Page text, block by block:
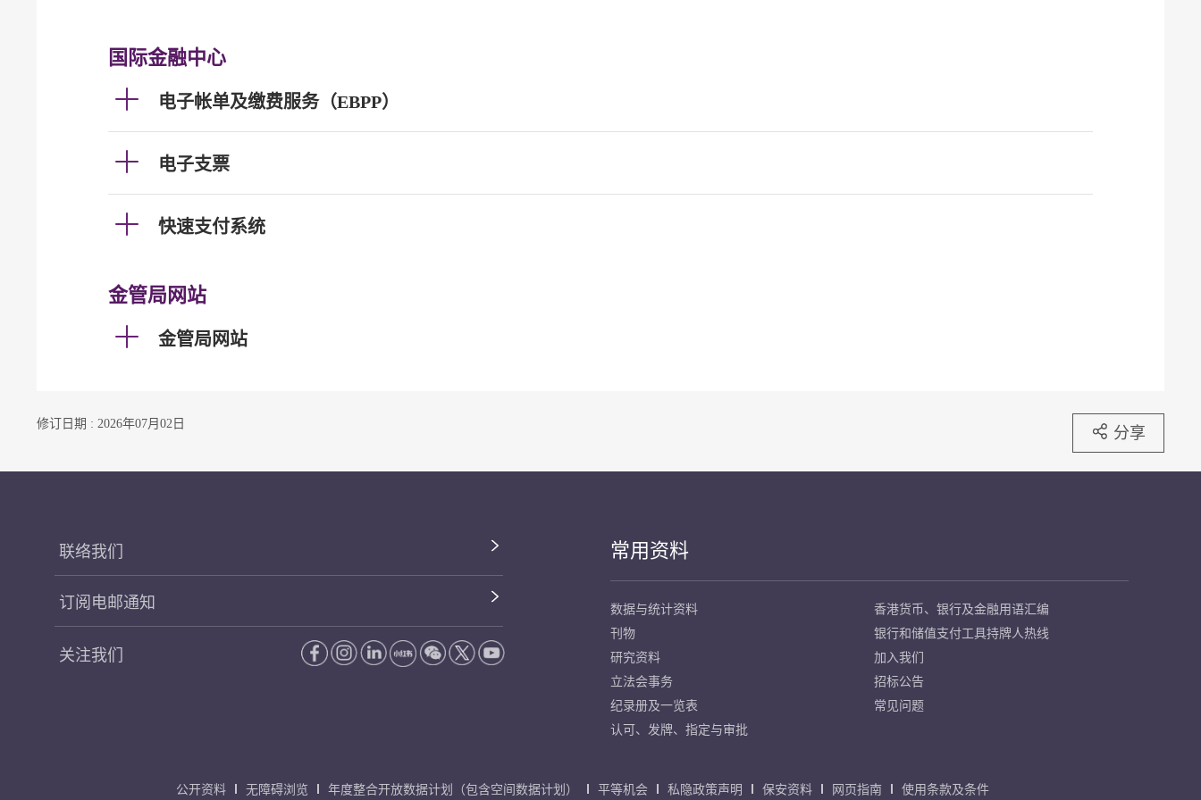
国际金融中心
电子帐单及缴费服务（EBPP）
电子支票
快速支付系统
金管局网站
金管局网站
修订日期 : 2026年07月02日 分享
联络我们
订阅电邮通知
关注我们
常用资料
数据与统计资料
刊物
研究资料
立法会事务
纪录册及一览表
认可、发牌、指定与审批
香港货币、银行及金融用语汇编
银行和储值支付工具持牌人热线
加入我们
招标公告
常见问题
公开资料 无障碍浏览 年度整合开放数据计划（包含空间数据计划） 平等机会 私隐政策声明 保安资料 网页指南 使用条款及条件